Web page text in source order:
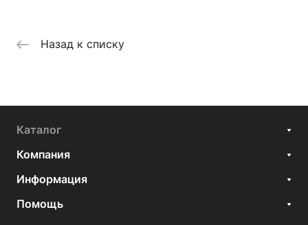
Назад к списку
Каталог
Компания
Информация
Помощь